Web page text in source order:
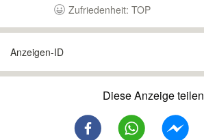
Zufriedenheit: TOP
Anzeigen-ID
Diese Anzeige teilen